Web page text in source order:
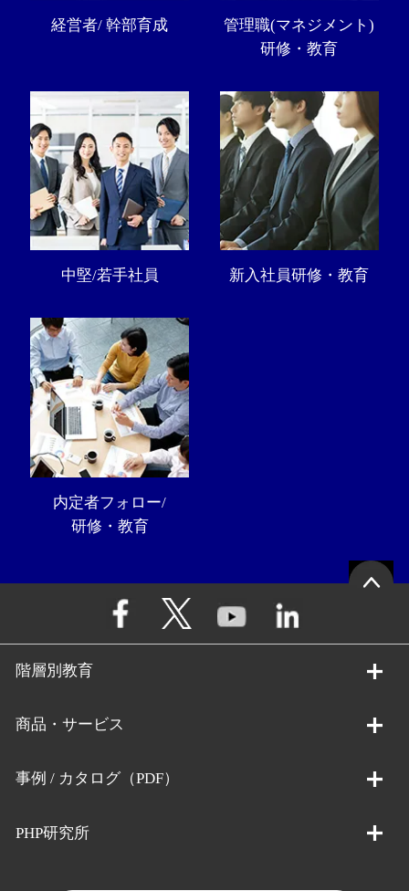
経営者/ 幹部育成
管理職(マネジメント)
研修・教育
中堅/若手社員 新入社員研修・教育
内定者フォロー/
研修・教育
階層別教育
商品・サービス
事例 / カタログ（PDF）
PHP研究所